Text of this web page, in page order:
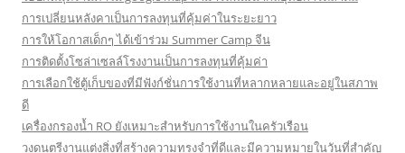
การเปลี่ยนหลังคาเป็นการลงทุนที่คุ้มค่าในระยะยาว
การให้โอกาสเด็กๆ ได้เข้าร่วม Summer Camp จีน
การติดตั้งโซล่าเซลล์โรงงานเป็นการลงทุนที่คุ้มค่า
การเลือกใช้ตู้เก็บของที่มีฟังก์ชั่นการใช้งานที่หลากหลายและอยู่ในสภาพ
ดี
เครื่องกรองน้ำ RO ยังเหมาะสำหรับการใช้งานในครัวเรือน
วงดนตรีงานแต่งสิ่งที่สร้างความทรงจำที่ดีและมีความหมายในวันที่สำคัญ